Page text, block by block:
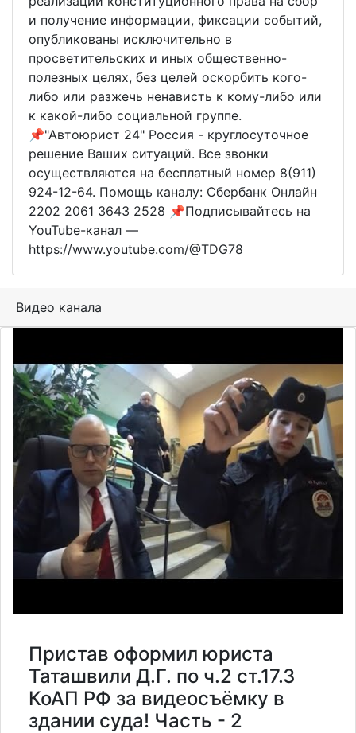
и получение информации, фиксации событий,
опубликованы исключительно в
просветительских и иных общественно-
полезных целях, без целей оскорбить кого-
либо или разжечь ненависть к кому-либо или
к какой-либо социальной группе.
📌"Автоюрист 24" Россия - круглосуточное
решение Ваших ситуаций. Все звонки
осуществляются на бесплатный номер 8(911)
924-12-64. Помощь каналу: Сбербанк Онлайн
2202 2061 3643 2528 📌Подписывайтесь на
YouTube-канал —
https://www.youtube.com/@TDG78
Видео канала
Пристав оформил юриста
Таташвили Д.Г. по ч.2 ст.17.3
КоАП РФ за видеосъёмку в
здании суда! Часть - 2